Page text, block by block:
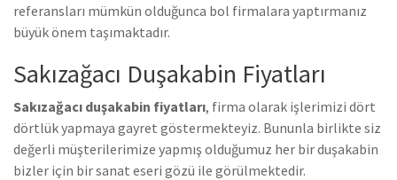
referansları mümkün olduğunca bol firmalara yaptırmanız
büyük önem taşımaktadır.
Sakızağacı Duşakabin Fiyatları
Sakızağacı duşakabin fiyatları, firma olarak işlerimizi dört
dörtlük yapmaya gayret göstermekteyiz. Bununla birlikte siz
değerli müşterilerimize yapmış olduğumuz her bir duşakabin
bizler için bir sanat eseri gözü ile görülmektedir.